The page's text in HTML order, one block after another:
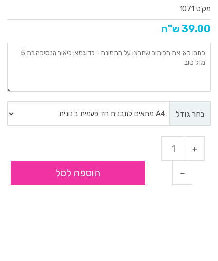
מק'ט 1071
39.00 ש"ח
בחר גודל
הוספה לסל